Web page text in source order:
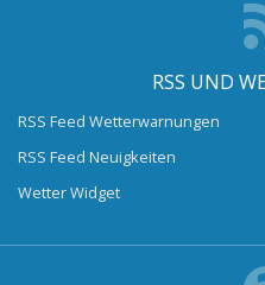
RSS UND
RSS Feed Wetterwarnungen
RSS Feed Neuigkeiten
Wetter Widget